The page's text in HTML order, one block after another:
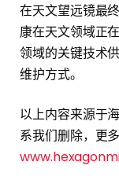
在天文望远镜最
康在天文领域正
领域的关键技术
维护方式。
以上内容来源于
系我们删除，更